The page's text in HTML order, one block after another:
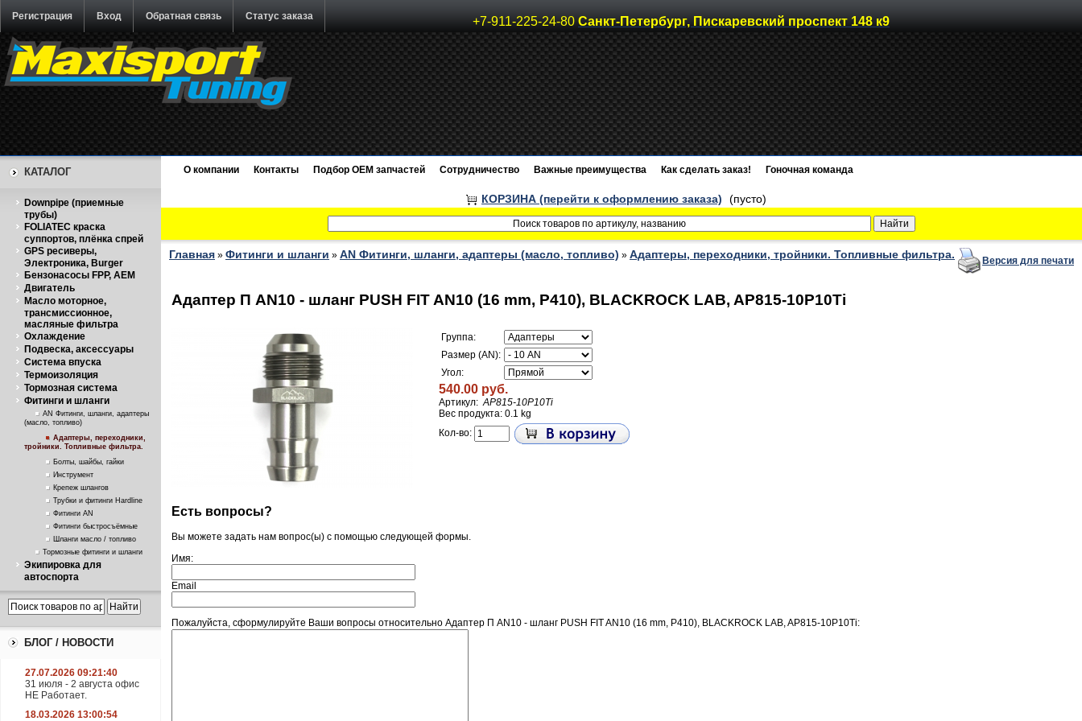
Регистрация Вход Обратная связь Статус заказа +7-911-225-24-80 Санкт-Петербург, Пискаревский проспект 148 к9
КАТАЛОГ
Downpipe (приемные
трубы)
FOLIATEC краска
суппортов, плёнка спрей
GPS ресиверы,
Электроника, Burger
Бензонасосы FPP, AEM
Двигатель
Масло моторное,
трансмиссионное,
масляные фильтра
Охлаждение
Подвеска, аксессуары
Система впуска
Термоизоляция
Тормозная система
Фитинги и шланги
AN Фитинги, шланги, адаптеры
(масло, топливо)
Адаптеры, переходники,
тройники. Топливные фильтра.
Болты, шайбы, гайки
Инструмент
Крепеж шлангов
Трубки и фитинги Hardline
Фитинги AN
Фитинги быстросъёмные
Шланги масло / топливо
Тормозные фитинги и шланги
Экипировка для
автоспорта
БЛОГ / НОВОСТИ
27.07.2026 09:21:40
31 июля - 2 августа офис
НЕ Работает.
18.03.2026 13:00:54
О компании Контакты Подбор OEM запчастей Сотрудничество Важные преимущества Как сделать заказ! Гоночная команда
КОРЗИНА (перейти к оформлению заказа) (пусто)
Главная » Фитинги и шланги » AN Фитинги, шланги, адаптеры (масло, топливо) » Адаптеры, переходники, тройники. Топливные фильтра. Версия для печати
Адаптер П AN10 - шланг PUSH FIT AN10 (16 mm, P410), BLACKROCK LAB, AP815-10P10Ti
Группа:
Размер (AN):
Угол:
540.00 руб.
Артикул: AP815-10P10Ti
Вес продукта: 0.1 kg
Кол-во:
Есть вопросы?
Вы можете задать нам вопрос(ы) с помощью следующей формы.
Имя:
Email
Пожалуйста, сформулируйте Ваши вопросы относительно Адаптер П AN10 - шланг PUSH FIT AN10 (16 mm, P410), BLACKROCK LAB, AP815-10P10Ti: